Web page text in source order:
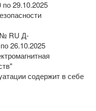
29.10.2025
№ RU Д-
26.10.2025
содержит в себе